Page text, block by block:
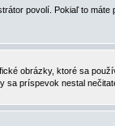
povolí. Pokiaľ to
obrázky, ktoré sa
sa príspevok nestal